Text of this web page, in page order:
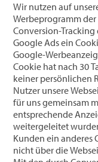
Wir nutzen auf
Werbeprogramm
Conversion-
Google Ads ein
Google-
Cookie hat nach 30
keiner persönlichen
Nutzer unsere
für uns gemeinsam
entsprechende
weitergeleitet
Kunden ein anderes
nicht über die